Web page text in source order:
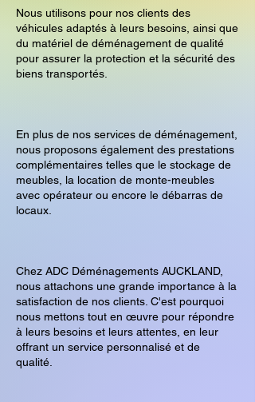
Nous utilisons pour nos clients des
véhicules adaptés à leurs besoins, ainsi que
du matériel de déménagement de qualité
pour assurer la protection et la sécurité des
biens transportés.
En plus de nos services de déménagement,
nous proposons également des prestations
complémentaires telles que le stockage de
meubles, la location de monte-meubles
avec opérateur ou encore le débarras de
locaux.
Chez ADC Déménagements AUCKLAND,
nous attachons une grande importance à la
satisfaction de nos clients. C'est pourquoi
nous mettons tout en œuvre pour répondre
à leurs besoins et leurs attentes, en leur
offrant un service personnalisé et de
qualité.